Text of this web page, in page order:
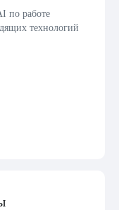
по работе
технологий